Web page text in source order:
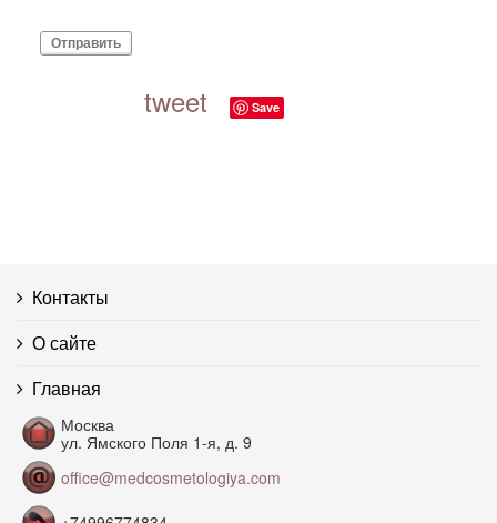
Отправить
tweet Save
Контакты
О сайте
Главная
Москва
ул. Ямского Поля 1-я, д. 9
office@medcosmetologiya.com